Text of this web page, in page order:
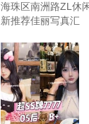
海珠区南洲路ZL休
新推荐佳丽写真汇